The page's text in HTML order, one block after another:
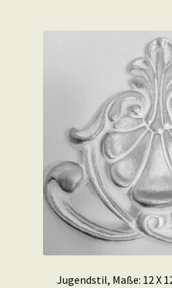
Jugendstil, Maße: 12 X